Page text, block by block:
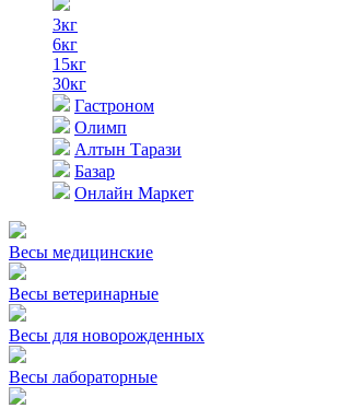
3кг
6кг
15кг
30кг
Гастроном
Олимп
Алтын Тарази
Базар
Онлайн Маркет
Весы медицинские
Весы ветеринарные
Весы для новорожденных
Весы лабораторные